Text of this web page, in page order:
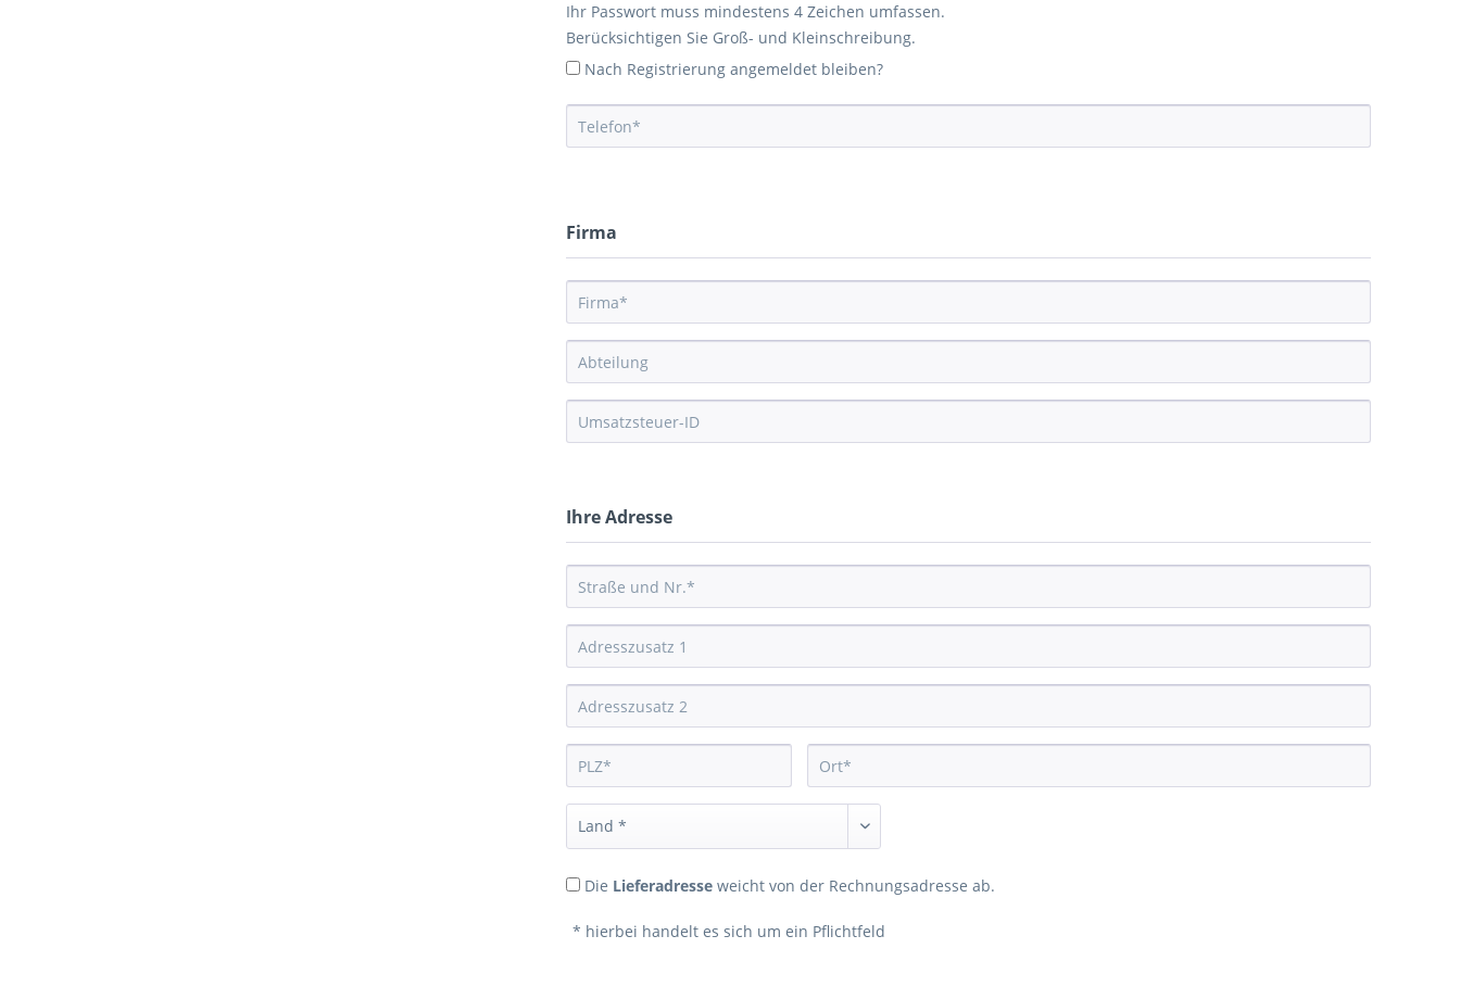
Ihr Passwort muss mindestens 4 Zeichen umfassen.
Berücksichtigen Sie Groß- und Kleinschreibung.
Nach Registrierung angemeldet bleiben?
Firma
Ihre Adresse
Die Lieferadresse weicht von der Rechnungsadresse ab.
* hierbei handelt es sich um ein Pflichtfeld